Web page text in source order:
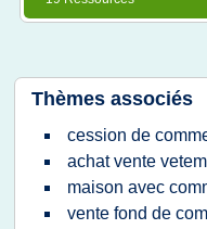
Thèmes associés
cession de
achat vente
maison avec
vente fond de